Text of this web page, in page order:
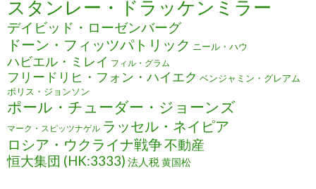
スタンレー・ドラッケンミラー
デイビッド・ローゼンバーグ
ドーン・フィッツパトリック ニール・ハウ
ハビエル・ミレイ フィル・グラム
フリードリヒ・フォン・ハイエク ベンジャミン・グレアム
ボリス・ジョンソン
ポール・チューダー・ジョーンズ
マーク・スピッツナゲル ラッセル・ネイピア
ロシア・ウクライナ戦争不動産
恒大集団 (HK:3333) 法人税黄国松